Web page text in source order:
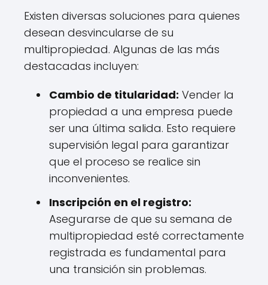
Existen diversas soluciones para quienes
desean desvincularse de su
multipropiedad. Algunas de las más
destacadas incluyen:
Cambio de titularidad: Vender la
propiedad a una empresa puede
ser una última salida. Esto requiere
supervisión legal para garantizar
que el proceso se realice sin
inconvenientes.
Inscripción en el registro:
Asegurarse de que su semana de
multipropiedad esté correctamente
registrada es fundamental para
una transición sin problemas.